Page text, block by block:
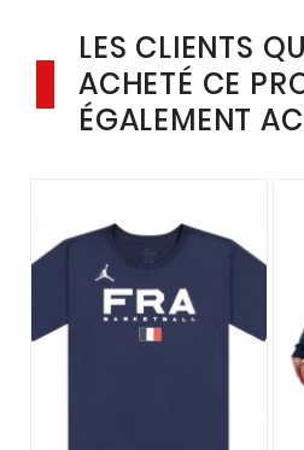
LES CLIENTS
ACHETÉ CE
ÉGALEMENT